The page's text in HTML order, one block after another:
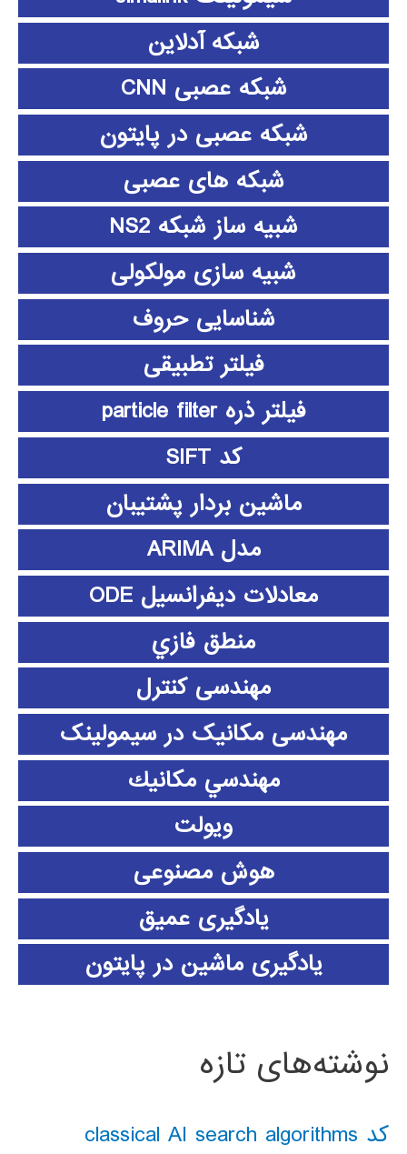
شبکه آدلاین
شبکه عصبی CNN
شبکه عصبی در پایتون
شبکه های عصبی
شبیه ساز شبکه NS2
شبیه سازی مولکولی
شناسایی حروف
فیلتر تطبیقی
فیلتر ذره particle filter
کد SIFT
ماشین بردار پشتیبان
مدل ARIMA
معادلات دیفرانسیل ODE
منطق فازي
مهندسی کنترل
مهندسی مکانیک در سیمولینک
مهندسي مكانيك
ویولت
هوش مصنوعی
یادگیری عمیق
یادگیری ماشین در پایتون
نوشته‌های تازه
کد classical AI search algorithms